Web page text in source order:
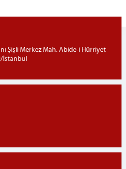
Şişli Merkez Mah. Abide-i Hürriyet
İstanbul